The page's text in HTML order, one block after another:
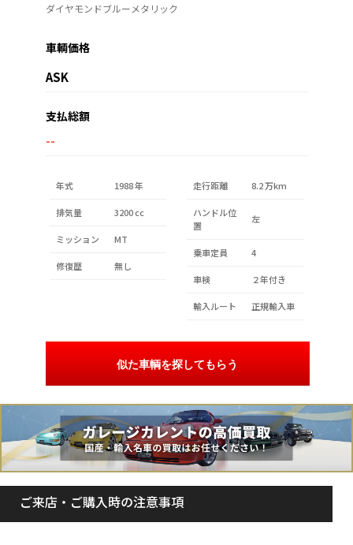
ダイヤモンドブルーメタリック
車輌価格
ASK
支払総額
--
年式 1988 年
排気量 3200 cc
ミッション MT
修復歴 無し
走行距離 8.2 万km
ハンドル位
置
左
乗車定員 4
車検 ２年付き
輸入ルート 正規輸入車
似た車輌を探してもらう
ご来店・ご購入時の注意事項